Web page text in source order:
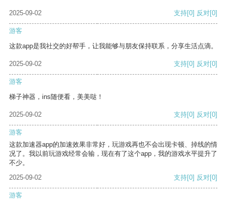
2025-09-02 支持[0] 反对[0]
游客
这款app是我社交的好帮手，让我能够与朋友保持联系，分享生活点滴。
2025-09-02 支持[0] 反对[0]
游客
梯子神器，ins随便看，美美哒！
2025-09-02 支持[0] 反对[0]
游客
这款加速器app的加速效果非常好，玩游戏再也不会出现卡顿、掉线的情
况了。我以前玩游戏经常会输，现在有了这个app，我的游戏水平提升了
不少。
2025-09-02
支持[0] 反对[0]
游客